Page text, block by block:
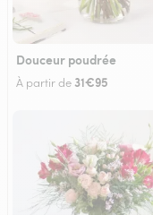
Douceur poudrée
À partir de 31€95